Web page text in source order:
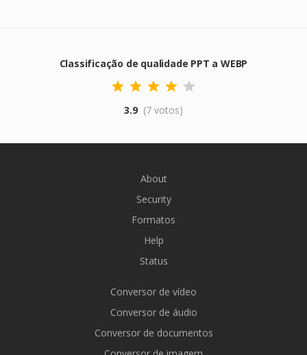
Classificação de qualidade PPT a WEBP
3.9 (7 votos)
About
Security
Formatos
Help
Status
Conversor de vídeo
Conversor de áudio
Conversor de documentos